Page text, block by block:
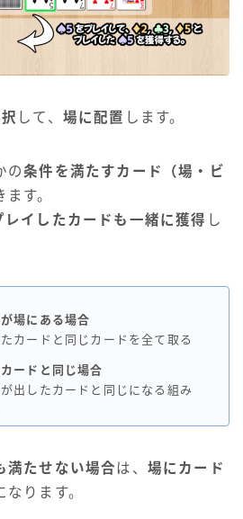
して、 場に配置 します。
の条件を満たすカード（場・ビ
ます。
レイしたカードも一緒に獲得 し
場にある場合
カードと同じカードを全て取る
ードと同じ場合
出したカードと同じになる組み
満たせない場合は、 場にカード
なります。